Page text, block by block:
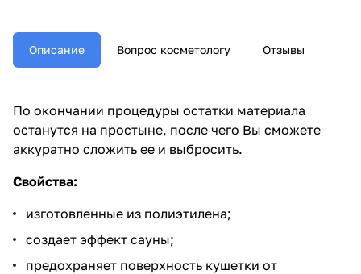
Описание Вопрос косметологу Отзывы
По окончании процедуры остатки материала
останутся на простыне, после чего Вы сможете
аккуратно сложить ее и выбросить.
Свойства:
изготовленные из полиэтилена;
создает эффект сауны;
предохраняет поверхность кушетки от